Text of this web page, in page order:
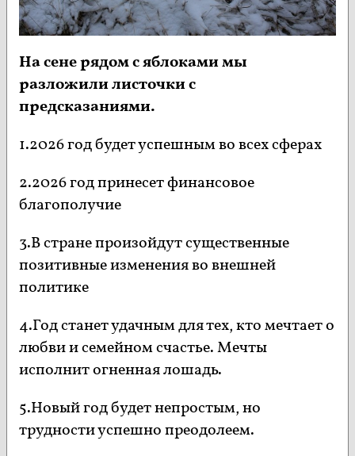
На сене рядом с яблоками мы
разложили листочки с
предсказаниями.
1.2026 год будет успешным во всех сферах
2.2026 год принесет финансовое
благополучие
3.В стране произойдут существенные
позитивные изменения во внешней
политике
4.Год станет удачным для тех, кто мечтает о
любви и семейном счастье. Мечты
исполнит огненная лошадь.
5.Новый год будет непростым, но
трудности успешно преодолеем.